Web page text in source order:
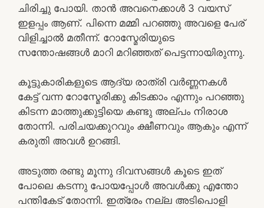
ചിരിച്ചു പോയി. താൻ അവനെക്കാൾ 3 വയസ്
ഇളപ്പം ആണ്. പിന്നെ മമ്മി പറഞ്ഞു അവളെ പേര്
വിളിച്ചാൽ മതീന്ന്. റോസ്മേരിയുടെ
സന്തോഷങ്ങൾ മാറി മറിഞ്ഞത് പെട്ടന്നായിരുന്നു.
കൂട്ടുകാരികളുടെ ആദ്യ രാത്രി വർണ്ണനകൾ
കേട്ട് വന്ന റോസ്മേരിക്കു കിടക്കാം എന്നും പറഞ്ഞു
കിടന്ന മാത്തുക്കുട്ടിയെ കണ്ടു അല്പം നിരാശ
തോന്നി. പരിചയക്കുറവും ക്ഷീണവും ആകും എന്ന്
കരുതി അവൾ ഉറങ്ങി.
അടുത്ത രണ്ടു മൂന്നു ദിവസങ്ങൾ കൂടെ ഇത്
പോലെ കടന്നു പോയപ്പോൾ അവൾക്കു എന്തോ
പന്തികേട് തോന്നി. ഇത്രേം നല്ല അടിപൊളി